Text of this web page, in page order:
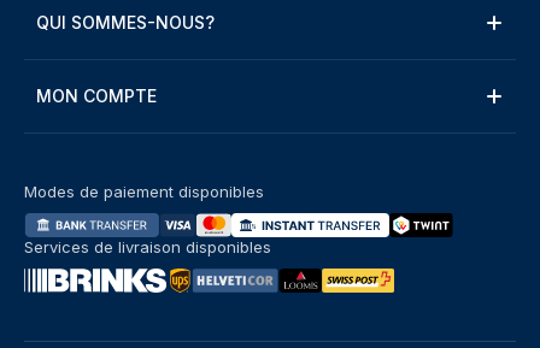
QUI SOMMES-NOUS?
MON COMPTE
Modes de paiement disponibles
Services de livraison disponibles